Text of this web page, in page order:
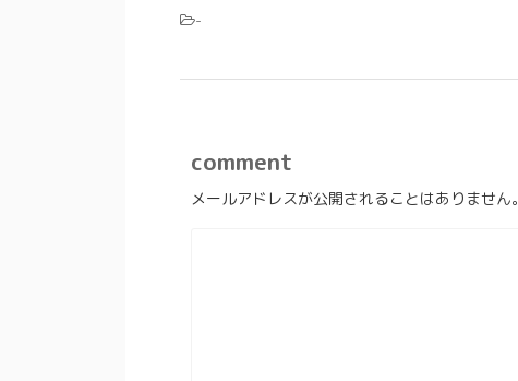
-
comment
メールアドレスが公開されることはありません。